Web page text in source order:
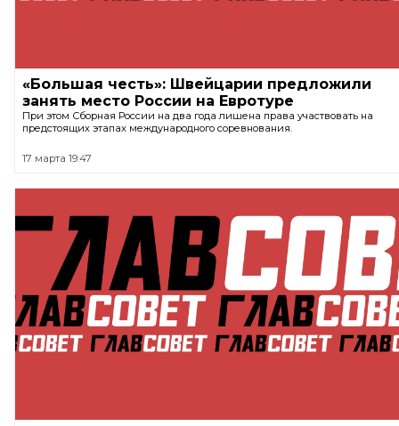
«Большая честь»: Швейцарии предложили
занять место России на Евротуре
При этом Сборная России на два года лишена права участвовать на
предстоящих этапах международного соревнования.
17 марта 19:47